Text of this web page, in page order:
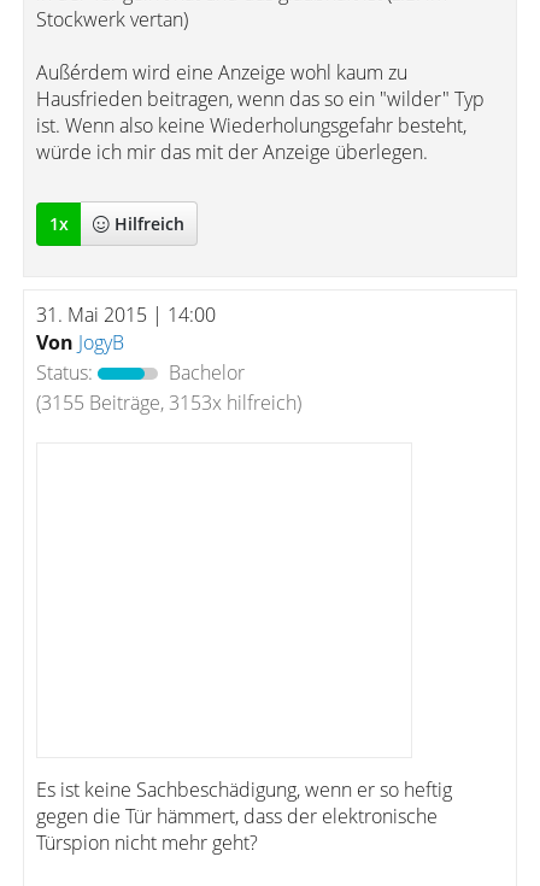
Stockwerk vertan)
Außérdem wird eine Anzeige wohl kaum zu
Hausfrieden beitragen, wenn das so ein "wilder" Typ
ist. Wenn also keine Wiederholungsgefahr besteht,
würde ich mir das mit der Anzeige überlegen.
1x Hilfreich
31. Mai 2015 | 14:00
Von JogyB
Status:
Bachelor
(3155 Beiträge, 3153x hilfreich)
Es ist keine Sachbeschädigung, wenn er so heftig
gegen die Tür hämmert, dass der elektronische
Türspion nicht mehr geht?